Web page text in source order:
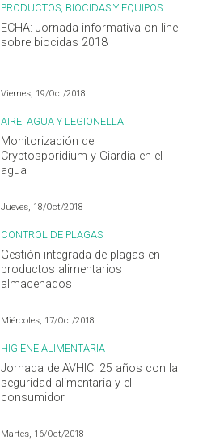
PRODUCTOS, BIOCIDAS Y EQUIPOS
ECHA: Jornada informativa on-line
sobre biocidas 2018
Viernes, 19/Oct/2018
AIRE, AGUA Y LEGIONELLA
Monitorización de
Cryptosporidium y Giardia en el
agua
Jueves, 18/Oct/2018
CONTROL DE PLAGAS
Gestión integrada de plagas en
productos alimentarios
almacenados
Miércoles, 17/Oct/2018
HIGIENE ALIMENTARIA
Jornada de AVHIC: 25 años con la
seguridad alimentaria y el
consumidor
Martes, 16/Oct/2018